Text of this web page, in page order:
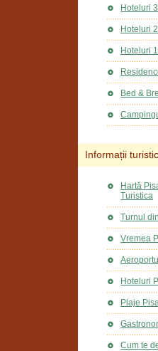
Hoteluri
Hoteluri
Hoteluri
Bed &
Informații
Hartă
Turistica
Turnul
Vremea
Hoteluri
Plaje Pisa
Cum te